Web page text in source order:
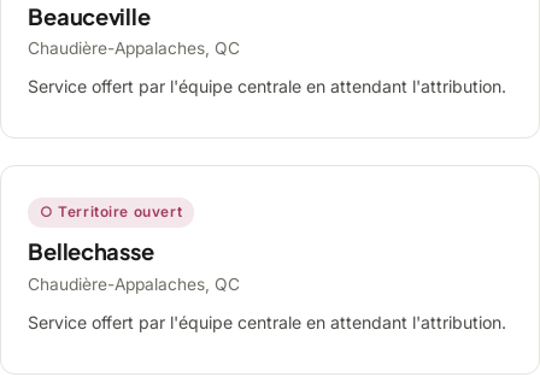
Beauceville
Chaudière-Appalaches, QC
Service offert par l'équipe centrale en attendant l'attribution.
○ Territoire ouvert
Bellechasse
Chaudière-Appalaches, QC
Service offert par l'équipe centrale en attendant l'attribution.